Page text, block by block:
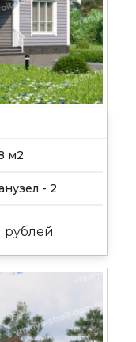
м2
- 2
рублей